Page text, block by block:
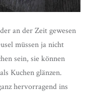
an der Zeit gewesen
müssen ja nicht
sein, sie können
Kuchen glänzen.
hervorragend ins